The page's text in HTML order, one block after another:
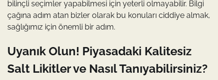
bilinçli seçimler yapabilmesi için yeterli olmayabilir. Bilgi
çağına adım atan bizler olarak bu konuları ciddiye almak,
sağlığımız için önemli bir adım.
Uyanık Olun! Piyasadaki Kalitesiz
Salt Likitler ve Nasıl Tanıyabilirsiniz?